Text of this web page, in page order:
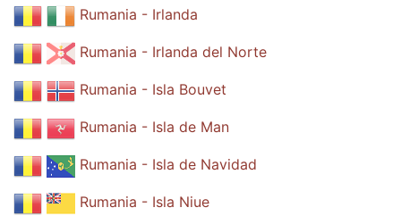
Rumania - Irlanda
Rumania - Irlanda del Norte
Rumania - Isla Bouvet
Rumania - Isla de Man
Rumania - Isla de Navidad
Rumania - Isla Niue